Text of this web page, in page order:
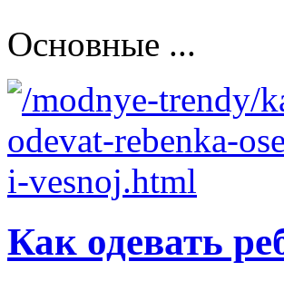
Основные ...
Как одевать